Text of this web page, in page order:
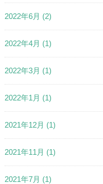
2022年6月 (2)
2022年4月 (1)
2022年3月 (1)
2022年1月 (1)
2021年12月 (1)
2021年11月 (1)
2021年7月 (1)